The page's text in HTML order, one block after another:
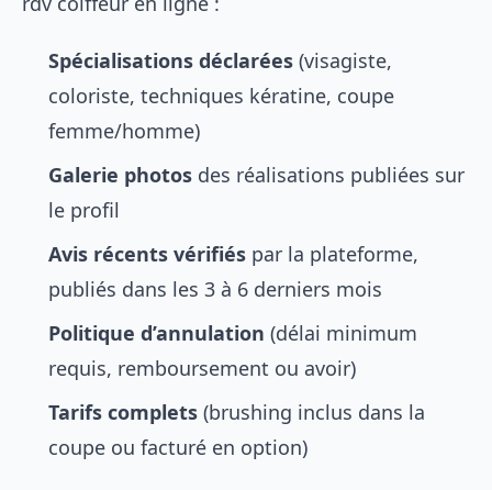
Spécialisations déclarées (visagiste,
coloriste, techniques kératine, coupe
femme/homme)
Galerie photos des réalisations publiées sur
le profil
Avis récents vérifiés par la plateforme,
publiés dans les 3 à 6 derniers mois
Politique d’annulation (délai minimum
requis, remboursement ou avoir)
Tarifs complets (brushing inclus dans la
coupe ou facturé en option)